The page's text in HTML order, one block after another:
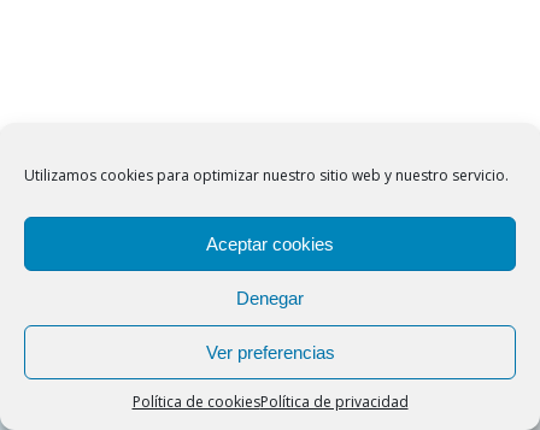
Utilizamos cookies para optimizar nuestro sitio web y nuestro servicio.
Aceptar cookies
Denegar
Ver preferencias
Política de cookiesPolítica de privacidad
Cookies help us deliver our services. By using our
services, you agree to our use of cookies.